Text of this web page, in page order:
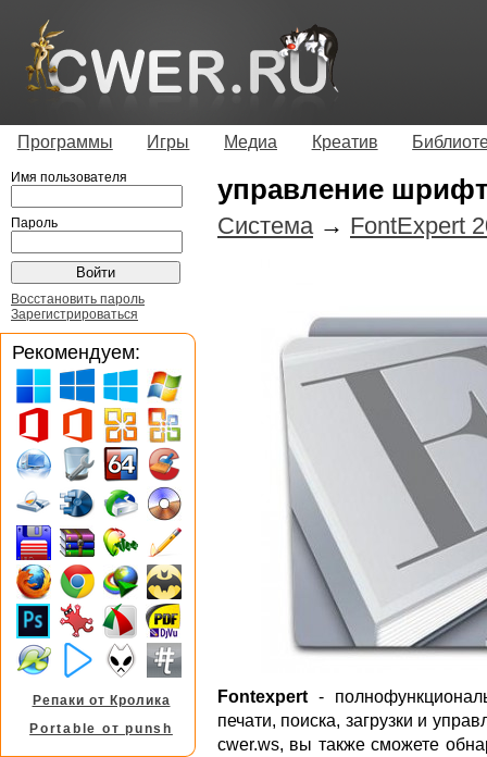
Программы Игры Медиа Креатив
управление
Система → FontExpert
Fontexpert -
печати, поиска, загрузки и
cwer.ws, вы также сможете
Имя пользователя
Пароль
Восстановить пароль
Зарегистрироваться
Рекомендуем:
Репаки от Кролика
Portable от punsh